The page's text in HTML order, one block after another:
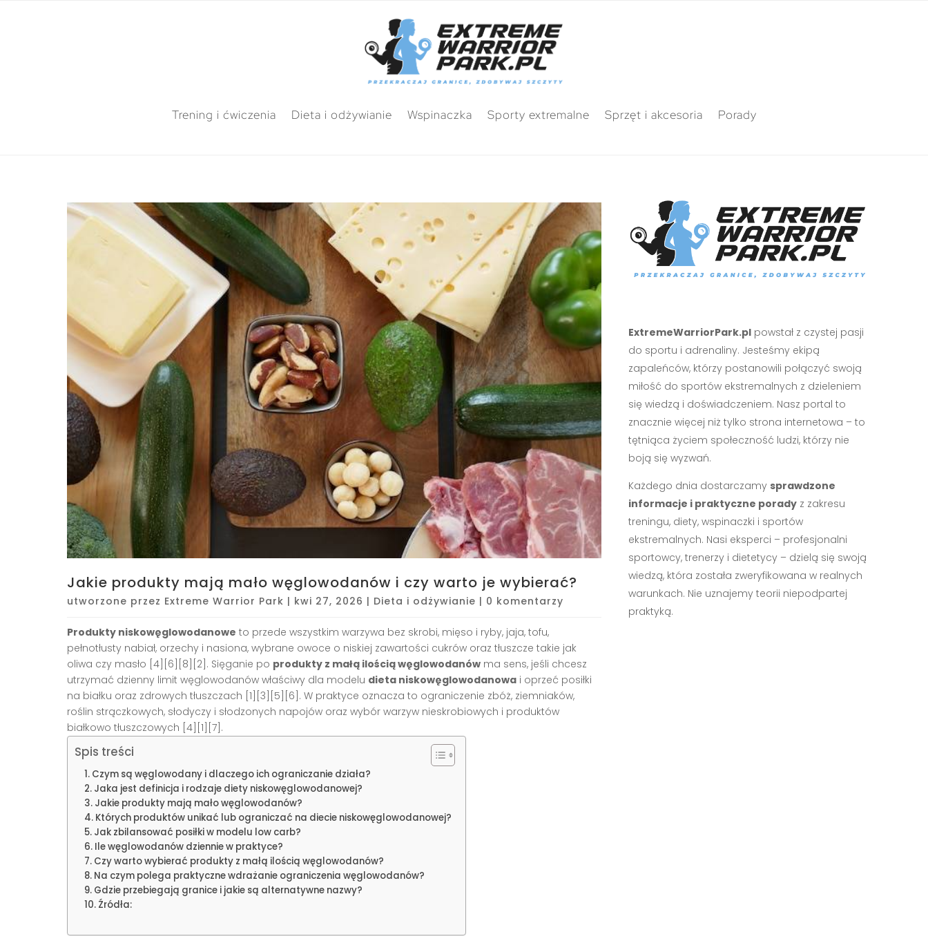
Trening i ćwiczenia Dieta i odżywianie Wspinaczka Sporty extremalne Sprzęt i akcesoria Porady
Jakie produkty mają mało węglowodanów i czy warto je wybierać?
utworzone przez Extreme Warrior Park | kwi 27, 2026 | Dieta i odżywianie | 0 komentarzy
Produkty niskowęglowodanowe to przede wszystkim warzywa bez skrobi, mięso i ryby, jaja, tofu,
pełnotłusty nabiał, orzechy i nasiona, wybrane owoce o niskiej zawartości cukrów oraz tłuszcze takie jak
oliwa czy masło [4][6][8][2]. Sięganie po produkty z małą ilością węglowodanów ma sens, jeśli chcesz
utrzymać dzienny limit węglowodanów właściwy dla modelu dieta niskowęglowodanowa i oprzeć posiłki
na białku oraz zdrowych tłuszczach [1][3][5][6]. W praktyce oznacza to ograniczenie zbóż, ziemniaków,
roślin strączkowych, słodyczy i słodzonych napojów oraz wybór warzyw nieskrobiowych i produktów
białkowo tłuszczowych [4][1][7].
Spis treści
Czym są węglowodany i dlaczego ich ograniczanie działa?
Jaka jest definicja i rodzaje diety niskowęglowodanowej?
Jakie produkty mają mało węglowodanów?
Których produktów unikać lub ograniczać na diecie niskowęglowodanowej?
Jak zbilansować posiłki w modelu low carb?
Ile węglowodanów dziennie w praktyce?
Czy warto wybierać produkty z małą ilością węglowodanów?
Na czym polega praktyczne wdrażanie ograniczenia węglowodanów?
Gdzie przebiegają granice i jakie są alternatywne nazwy?
Źródła:
ExtremeWarriorPark.plpowstał z czystej pasji
do sportu i adrenaliny. Jesteśmy ekipą
zapaleńców, którzy postanowili połączyć swoją
miłość do sportów ekstremalnych z dzieleniem
się wiedzą i doświadczeniem. Nasz portal to
znacznie więcej niż tylko strona internetowa – to
tętniąca życiem społeczność ludzi, którzy nie
boją się wyzwań.
Każdego dnia dostarczamy sprawdzone
informacje i praktyczne poradyz zakresu
treningu, diety, wspinaczki i sportów
ekstremalnych. Nasi eksperci – profesjonalni
sportowcy, trenerzy i dietetycy – dzielą się swoją
wiedzą, która została zweryfikowana w realnych
warunkach. Nie uznajemy teorii niepodpartej
praktyką.